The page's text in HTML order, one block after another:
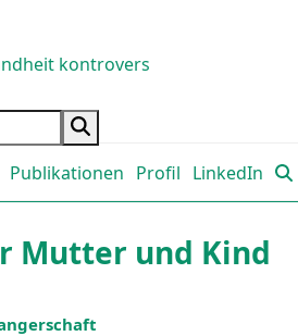
Publikationen Profil LinkedIn
Mutter und Kind
haft